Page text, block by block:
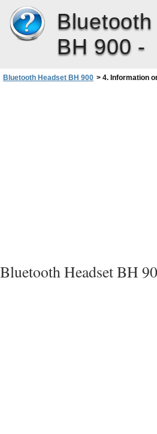
BH 900 -
Bluetooth Headset BH 900 > 4. Information
Bluetooth Headset BH